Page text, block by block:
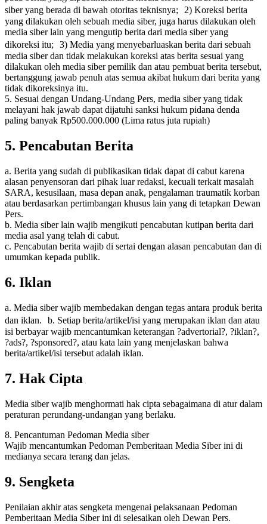
siber yang berada di bawah otoritas teknisnya; 2) Koreksi berita
yang dilakukan oleh sebuah media siber, juga harus dilakukan oleh
media siber lain yang mengutip berita dari media siber yang
dikoreksi itu; 3) Media yang menyebarluaskan berita dari sebuah
media siber dan tidak melakukan koreksi atas berita sesuai yang
dilakukan oleh media siber pemilik dan atau pembuat berita tersebut,
bertanggung jawab penuh atas semua akibat hukum dari berita yang
tidak dikoreksinya itu.
5. Sesuai dengan Undang-Undang Pers, media siber yang tidak
melayani hak jawab dapat dijatuhi sanksi hukum pidana denda
paling banyak Rp500.000.000 (Lima ratus juta rupiah)
5. Pencabutan Berita
a. Berita yang sudah di publikasikan tidak dapat di cabut karena
alasan penyensoran dari pihak luar redaksi, kecuali terkait masalah
SARA, kesusilaan, masa depan anak, pengalaman traumatik korban
atau berdasarkan pertimbangan khusus lain yang di tetapkan Dewan
Pers.
b. Media siber lain wajib mengikuti pencabutan kutipan berita dari
media asal yang telah di cabut.
c. Pencabutan berita wajib di sertai dengan alasan pencabutan dan di
umumkan kepada publik.
6. Iklan
a. Media siber wajib membedakan dengan tegas antara produk berita
dan iklan. b. Setiap berita/artikel/isi yang merupakan iklan dan atau
isi berbayar wajib mencantumkan keterangan ?advertorial?, ?iklan?,
?ads?, ?sponsored?, atau kata lain yang menjelaskan bahwa
berita/artikel/isi tersebut adalah iklan.
7. Hak Cipta
Media siber wajib menghormati hak cipta sebagaimana di atur dalam
peraturan perundang-undangan yang berlaku.
8. Pencantuman Pedoman Media siber
Wajib mencantumkan Pedoman Pemberitaan Media Siber ini di
medianya secara terang dan jelas.
9. Sengketa
Penilaian akhir atas sengketa mengenai pelaksanaan Pedoman
Pemberitaan Media Siber ini di selesaikan oleh Dewan Pers.